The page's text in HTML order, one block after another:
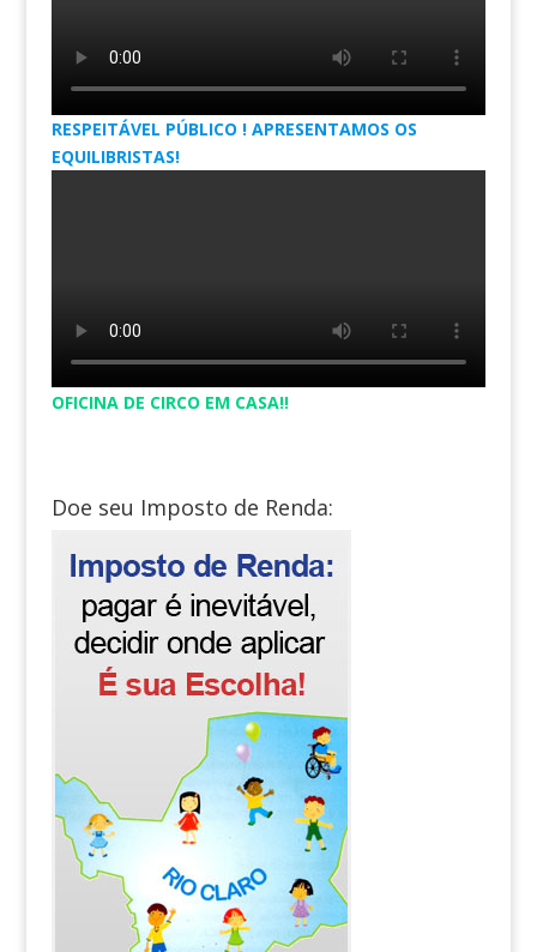
RESPEITÁVEL PÚBLICO ! APRESENTAMOS OS
EQUILIBRISTAS!
OFICINA DE CIRCO EM CASA!!
Doe seu Imposto de Renda: